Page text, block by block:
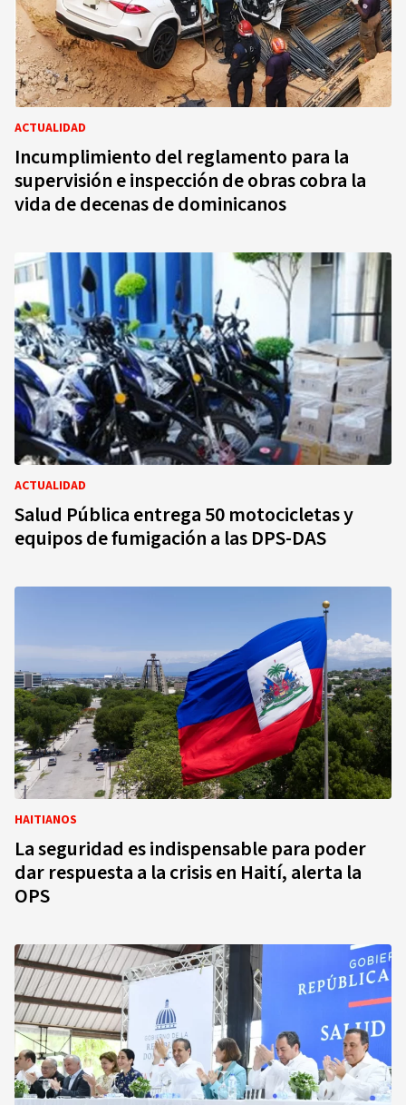
ACTUALIDAD
Incumplimiento del reglamento para la
supervisión e inspección de obras cobra la
vida de decenas de dominicanos
ACTUALIDAD
Salud Pública entrega 50 motocicletas y
equipos de fumigación a las DPS-DAS
HAITIANOS
La seguridad es indispensable para poder
dar respuesta a la crisis en Haití, alerta la
OPS